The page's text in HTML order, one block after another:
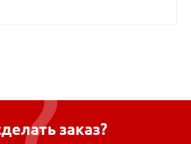
заказ?